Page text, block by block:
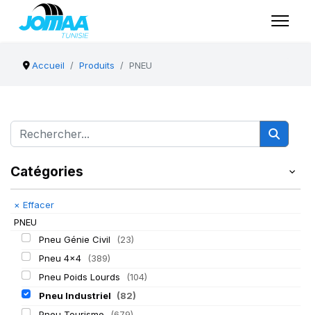
Accueil Produits PNEU
Catégories
× Effacer
PNEU
Pneu Génie Civil
(23)
Pneu 4x4
(389)
Pneu Poids Lourds
(104)
Pneu Industriel
(82)